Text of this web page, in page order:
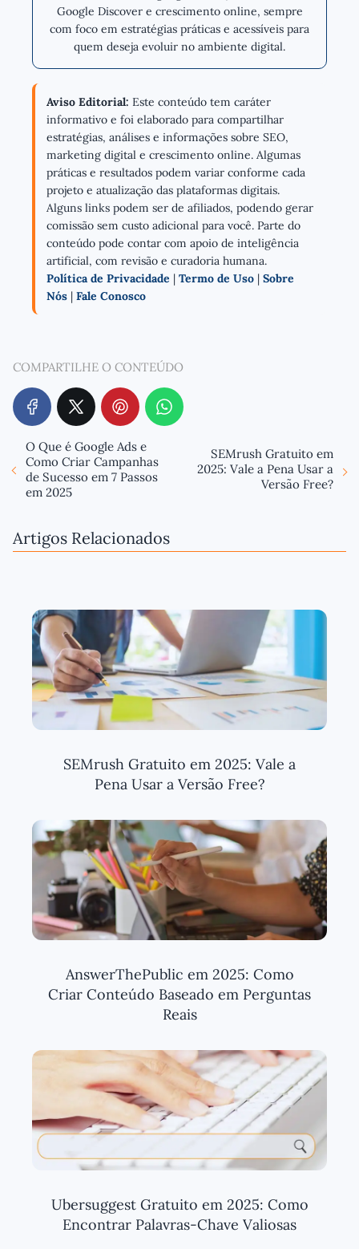
Google Discover e crescimento online, sempre
com foco em estratégias práticas e acessíveis para
quem deseja evoluir no ambiente digital.
Aviso Editorial: Este conteúdo tem caráter
informativo e foi elaborado para compartilhar
estratégias, análises e informações sobre SEO,
marketing digital e crescimento online. Algumas
práticas e resultados podem variar conforme cada
projeto e atualização das plataformas digitais.
Alguns links podem ser de afiliados, podendo gerar
comissão sem custo adicional para você. Parte do
conteúdo pode contar com apoio de inteligência
artificial, com revisão e curadoria humana.
Política de Privacidade | Termo de Uso | Sobre
Nós | Fale Conosco
COMPARTILHE O CONTEÚDO
O Que é Google Ads e
Como Criar Campanhas
de Sucesso em 7 Passos
em 2025
SEMrush Gratuito em
2025: Vale a Pena Usar a
Versão Free?
Artigos Relacionados
SEMrush Gratuito em 2025: Vale a
Pena Usar a Versão Free?
AnswerThePublic em 2025: Como
Criar Conteúdo Baseado em Perguntas
Reais
Ubersuggest Gratuito em 2025: Como
Encontrar Palavras-Chave Valiosas